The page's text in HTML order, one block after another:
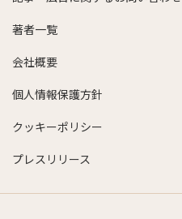
著者一覧
会社概要
個人情報保護方針
クッキーポリシー
プレスリリース